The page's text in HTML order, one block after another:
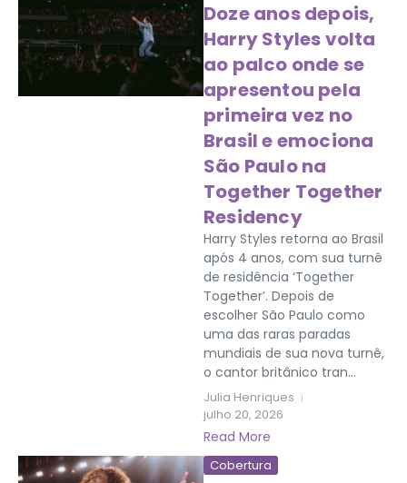
Doze anos depois,
Harry Styles volta
ao palco onde se
apresentou pela
primeira vez no
Brasil e emociona
São Paulo na
Together Together
Residency
Harry Styles retorna ao Brasil
após 4 anos, com sua turnê
de residência ‘Together
Together’. Depois de
escolher São Paulo como
uma das raras paradas
mundiais de sua nova turnê,
o cantor britânico tran...
Julia Henriques
julho 20, 2026
Read More
Cobertura